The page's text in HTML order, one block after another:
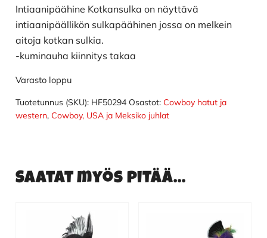
Intiaanipäähine Kotkansulka on näyttävä
intiaanipäällikön sulkapäähinen jossa on melkein
aitoja kotkan sulkia.
-kuminauha kiinnitys takaa
Varasto loppu
Tuotetunnus (SKU): HF50294 Osastot: Cowboy hatut ja
western, Cowboy, USA ja Meksiko juhlat
Saatat myös pitää...